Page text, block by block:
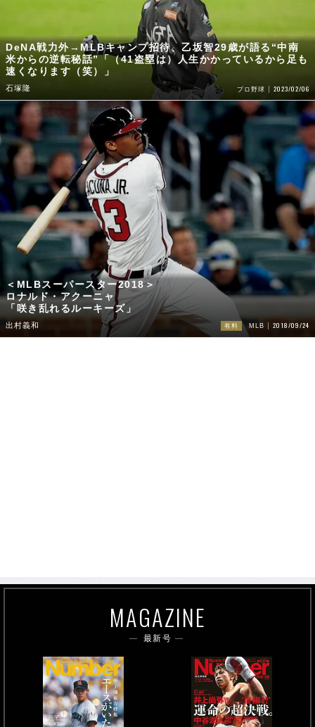
DeNA戦力外→MLBキャンプ招待、乙坂智29歳が語る“中南
米からの逆転秘話”「（41盗塁は）人生かかっているから足も
速くなります（笑）」
石塚隆 プロ野球 2023/02/06
＜MLBスーパースター2018＞
ロナルド・アクーニャ
「咲き乱れるルーキーズ」
出村義和 有料 MLB 2018/09/24
MAGAZINE
最新号